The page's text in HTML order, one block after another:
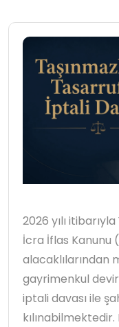
2026 yılı
İcra İflas Kanunu
alacaklılarından
gayrimenkul
iptali davası ile